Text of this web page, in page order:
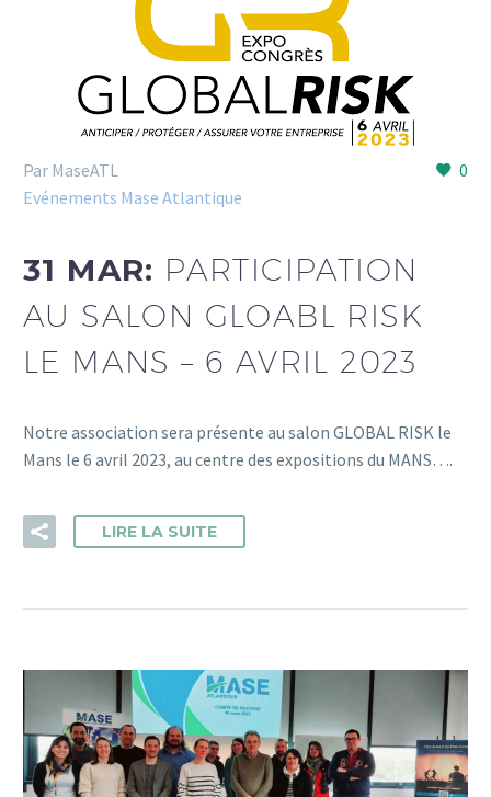
0
Par MaseATL
Evénements Mase Atlantique
31 MAR: PARTICIPATION
AU SALON GLOABL RISK
LE MANS – 6 AVRIL 2023
Notre association sera présente au salon GLOBAL RISK le
Mans le 6 avril 2023, au centre des expositions du MANS….
LIRE LA SUITE